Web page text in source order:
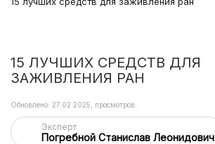
15 ЛУЧШИХ СРЕДСТВ ДЛЯ
ЗАЖИВЛЕНИЯ РАН
Эксперт
Погребной Станислав Леонидович
Обновлено: 27.02.2025, просмотров: